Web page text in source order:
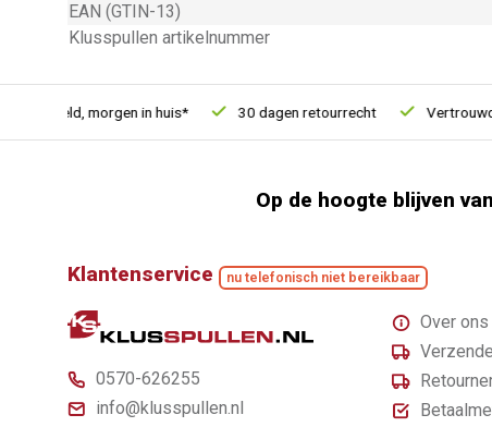
EAN (GTIN-13)
Klusspullen artikelnummer
besteld, morgen in huis* 30 dagen retourrecht Vertrouwd
Op de hoogte blijven
Klantenservice nu telefonisch niet bereikbaar
0570-626255
info@klusspullen.nl
Over ons